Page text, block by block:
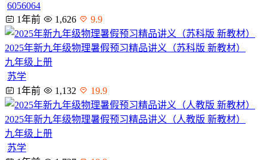
6056064
1年前
1,626 9.9
2025年新九年级物理暑假预习精品讲义（苏科版 新教材）
九年级上册
苏学
1年前
1,132 19.9
2025年新九年级物理暑假预习精品讲义（人教版 新教材）
九年级上册
苏学